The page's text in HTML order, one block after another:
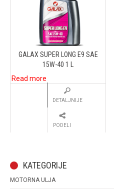
GALAX SUPER LONG E9 SAE
15W-40 1 L
Read more
DETALJNIJE
PODELI
KATEGORIJE
MOTORNA ULJA